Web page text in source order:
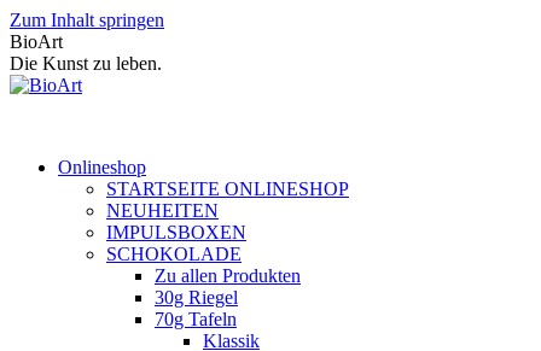
Zum Inhalt springen
BioArt
Die Kunst zu leben.
Onlineshop
STARTSEITE ONLINESHOP
NEUHEITEN
IMPULSBOXEN
SCHOKOLADE
Zu allen Produkten
30g Riegel
70g Tafeln
Klassik